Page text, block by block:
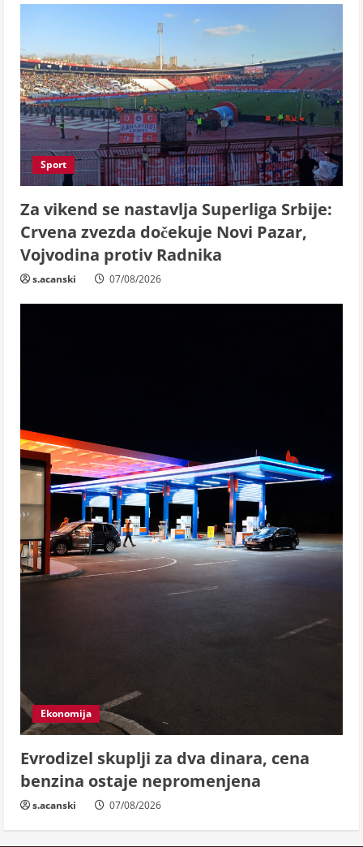
Sport
Za vikend se nastavlja Superliga Srbije:
Crvena zvezda dočekuje Novi Pazar,
Vojvodina protiv Radnika
s.acanski 07/08/2026
Ekonomija
Evrodizel skuplji za dva dinara, cena
benzina ostaje nepromenjena
s.acanski 07/08/2026